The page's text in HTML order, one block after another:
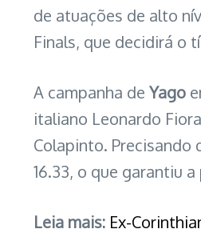
de atuações de alto
Finals, que decidirá o
A campanha de Yago
italiano Leonardo
Colapinto. Precisando
16.33, o que garantiu
Leia mais: Ex-